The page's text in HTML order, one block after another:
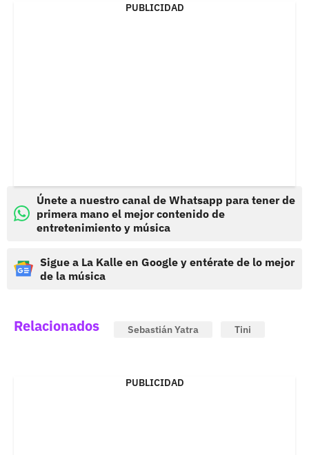
PUBLICIDAD
Únete a nuestro canal de Whatsapp para tener de
primera mano el mejor contenido de
entretenimiento y música
Sigue a La Kalle en Google y entérate de lo mejor
de la música
Relacionados Sebastián Yatra Tini
PUBLICIDAD